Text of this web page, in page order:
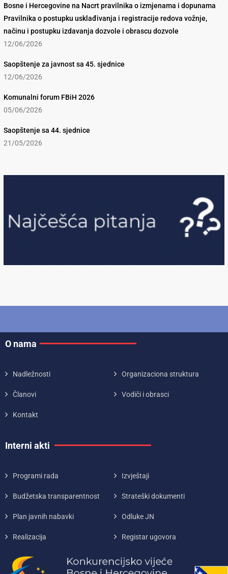
Bosne i Hercegovine na Nacrt pravilnika o izmjenama i dopunama
Pravilnika o postupku usklađivanja i registracije redova vožnje,
načinu i postupku izdavanja dozvole i obrascu dozvole
12/06/2026
Saopštenje za javnost sa 45. sjednice
12/06/2026
Komunalni forum FBiH 2026
05/06/2026
Saopštenje sa 44. sjednice
21/05/2026
O nama
Nadležnosti Organizaciona struktura
Članovi Vodiči i obrasci
Kontakt
Interni akti
Programi rada Izvještaji
Budžetska transparentnost Strateški dokumenti
Plan javnih nabavki Odluke JN
Realizacija Registar ugovora